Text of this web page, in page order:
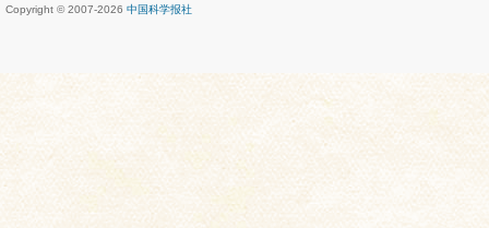
Copyright © 2007-2026 中国科学报社